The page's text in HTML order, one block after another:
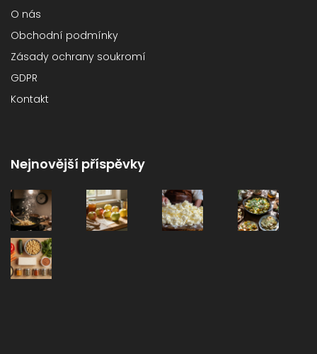
O nás
Obchodní podmínky
Zásady ochrany soukromí
GDPR
Kontakt
Nejnovější příspěvky